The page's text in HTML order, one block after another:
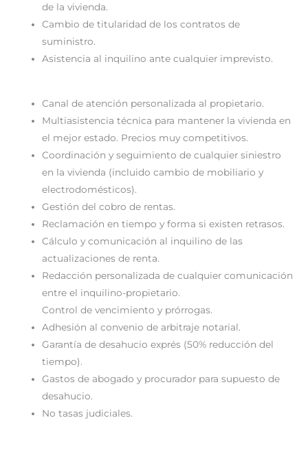
de la vivienda.
Cambio de titularidad de los contratos de
suministro.
Asistencia al inquilino ante cualquier imprevisto.
Canal de atención personalizada al propietario.
Multiasistencia técnica para mantener la vivienda en
el mejor estado. Precios muy competitivos.
Coordinación y seguimiento de cualquier siniestro
en la vivienda (incluido cambio de mobiliario y
electrodomésticos).
Gestión del cobro de rentas.
Reclamación en tiempo y forma si existen retrasos.
Cálculo y comunicación al inquilino de las
actualizaciones de renta.
Redacción personalizada de cualquier comunicación
entre el inquilino-propietario.
Control de vencimiento y prórrogas.
Adhesión al convenio de arbitraje notarial.
Garantía de desahucio exprés (50% reducción del
tiempo).
Gastos de abogado y procurador para supuesto de
desahucio.
No tasas judiciales.